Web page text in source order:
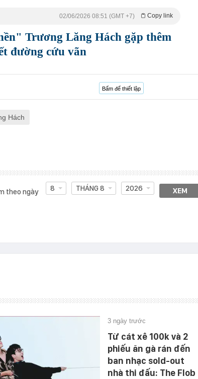
Copy link
02/06/2026 08:51 (GMT +7)
Trương Lăng Hách gặp thêm
đường cứu vãn
Bấm để thiết lập
Hách
theo ngày 8 THÁNG 8 2026 XEM
3 ngày trước
Từ cát xê 100k và 2
phiếu ăn gà rán đến
ban nhạc sold-out
nhà thi đấu: The Flob